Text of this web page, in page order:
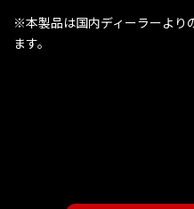
※本製品は国内ディーラーより
ます。